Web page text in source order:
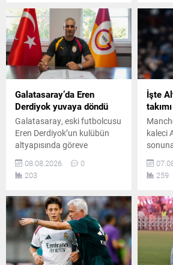
söyledi. Çalhanoğlu, ilerleyen
yıllarda Türkiye Futbol
Federasyonu başkanı
olabileceğini de belirtti.
Galatasaray’da Eren
Derdiyok yuvaya döndü
Galatasaray, eski futbolcusu
Eren Derdiyok’un kulübün
altyapısında göreve
Derdiyok, sarı-kırmızılıların
U17 takımında teknik
yapacak.
08.08.2026
0
203
İşte
takımı
kaleci
259